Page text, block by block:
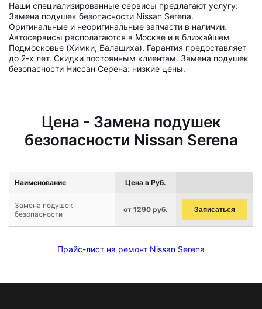
Наши специализированные сервисы предлагают услугу:
Замена подушек безопасности Nissan Serena.
Оригинальные и неоригинальные запчасти в наличии.
Автосервисы располагаются в Москве и в ближайшем
Подмосковье (Химки, Балашиха). Гарантия предоставляет
до 2-х лет. Скидки постоянным клиентам. Замена подушек
безопасности Ниссан Серена: низкие цены.
Цена - Замена подушек
безопасности Nissan Serena
Наименование Цена в Руб.
Замена подушек
безопасности
от 1290 руб. Записаться
Прайс-лист на ремонт Nissan Serena